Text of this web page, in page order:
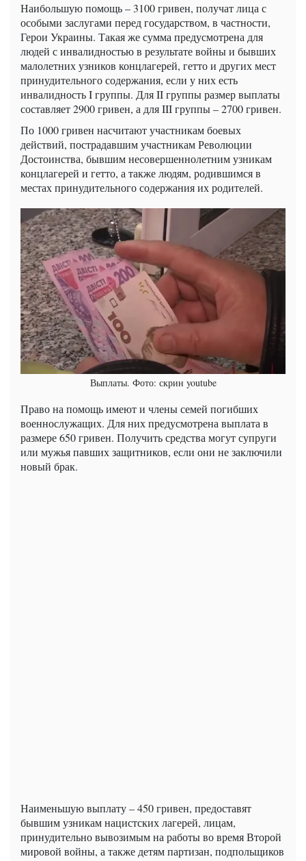
Наибольшую помощь – 3100 гривен, получат лица с
особыми заслугами перед государством, в частности,
Герои Украины. Такая же сумма предусмотрена для
людей с инвалидностью в результате войны и бывших
малолетних узников концлагерей, гетто и других мест
принудительного содержания, если у них есть
инвалидность I группы. Для II группы размер выплаты
составляет 2900 гривен, а для III группы – 2700 гривен.
По 1000 гривен насчитают участникам боевых
действий, пострадавшим участникам Революции
Достоинства, бывшим несовершеннолетним узникам
концлагерей и гетто, а также людям, родившимся в
местах принудительного содержания их родителей.
Выплаты. Фото: скрин youtube
Право на помощь имеют и члены семей погибших
военнослужащих. Для них предусмотрена выплата в
размере 650 гривен. Получить средства могут супруги
или мужья павших защитников, если они не заключили
новый брак.
Наименьшую выплату – 450 гривен, предоставят
бывшим узникам нацистских лагерей, лицам,
принудительно вывозимым на работы во время Второй
мировой войны, а также детям партизан, подпольщиков